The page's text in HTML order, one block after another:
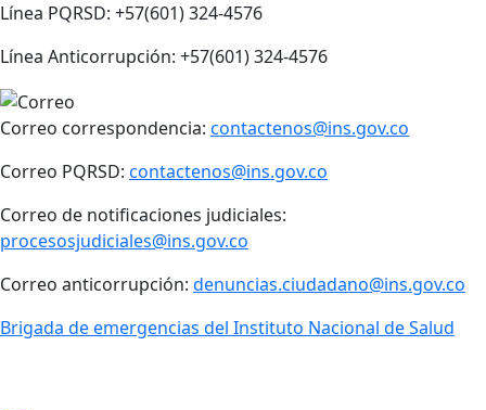
Línea PQRSD: +57(601) 324-4576
Línea Anticorrupción: +57(601) 324-4576
Correo correspondencia: contactenos@ins.gov.co
Correo PQRSD: contactenos@ins.gov.co
Correo de notificaciones judiciales:
procesosjudiciales@ins.gov.co
Correo anticorrupción: denuncias.ciudadano@ins.gov.co
Brigada de emergencias del Instituto Nacional de Salud